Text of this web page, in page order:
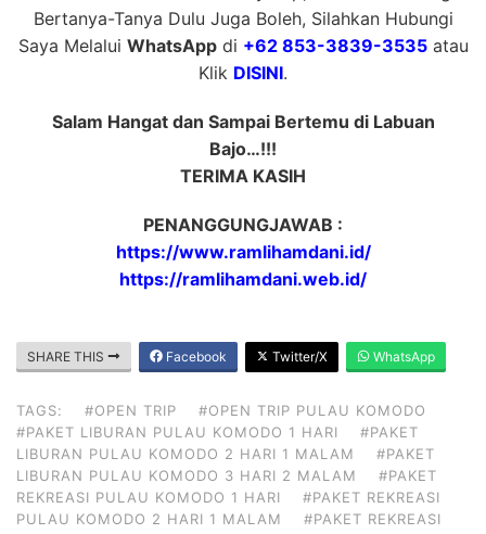
Bertanya-Tanya Dulu Juga Boleh, Silahkan Hubungi
Saya Melalui WhatsAppdi +62 853-3839-3535atau
Klik DISINI.
Salam Hangat dan Sampai Bertemu di Labuan
Bajo…!!!
TERIMA KASIH
PENANGGUNGJAWAB :
https://www.ramlihamdani.id/
https://ramlihamdani.web.id/
SHARE THIS Facebook Twitter/X WhatsApp
TAGS: #OPEN TRIP
#OPEN TRIP PULAU KOMODO
#PAKET LIBURAN PULAU KOMODO 1 HARI
#PAKET
LIBURAN PULAU KOMODO 2 HARI 1 MALAM
#PAKET
LIBURAN PULAU KOMODO 3 HARI 2 MALAM
#PAKET
REKREASI PULAU KOMODO 1 HARI
#PAKET REKREASI
PULAU KOMODO 2 HARI 1 MALAM
#PAKET REKREASI